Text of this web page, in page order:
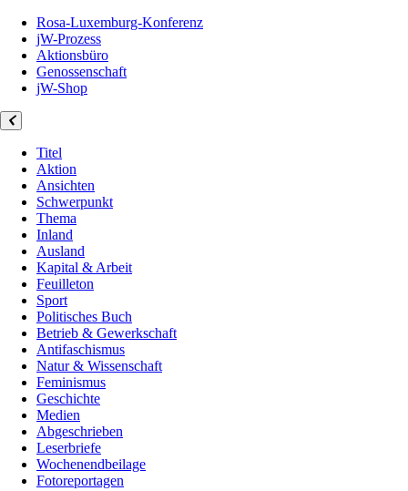
Rosa-Luxemburg-Konferenz
jW-Prozess
Aktionsbüro
Genossenschaft
jW-Shop
Titel
Aktion
Ansichten
Schwerpunkt
Thema
Inland
Ausland
Kapital & Arbeit
Feuilleton
Sport
Politisches Buch
Betrieb & Gewerkschaft
Antifaschismus
Natur & Wissenschaft
Feminismus
Geschichte
Medien
Abgeschrieben
Leserbriefe
Wochenendbeilage
Fotoreportagen